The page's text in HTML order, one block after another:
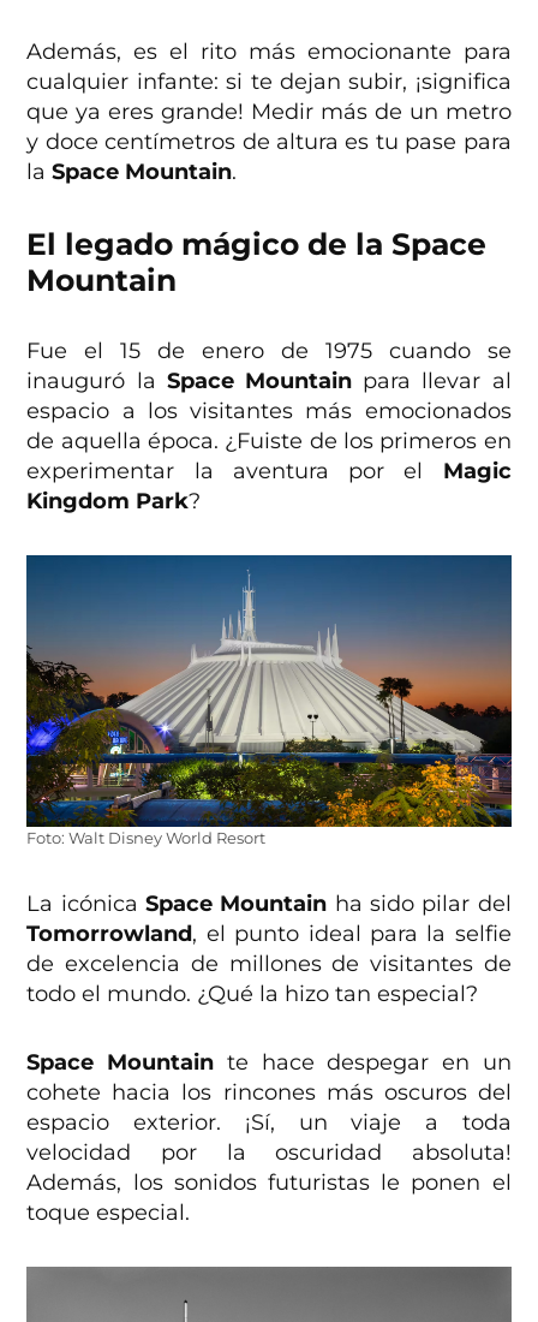
Además, es el rito más emocionante para
cualquier infante: si te dejan subir, ¡significa
que ya eres grande! Medir más de un metro
y doce centímetros de altura es tu pase para
laSpace Mountain.
El legado mágico de la Space
Mountain
Fue el 15 de enero de 1975 cuando se
inauguró la Space Mountain para llevar al
espacio a los visitantes más emocionados
de aquella época. ¿Fuiste de los primeros en
experimentar la aventura por el Magic
Kingdom Park?
Foto: Walt Disney World Resort
La icónicaSpace Mountain ha sido pilar del
Tomorrowland, el punto ideal para la selfie
de excelencia de millones de visitantes de
todo el mundo. ¿Qué la hizo tan especial?
Space Mountain te hace despegar en un
cohete hacia los rincones más oscuros del
espacio exterior. ¡Sí, un viaje a toda
velocidad por la oscuridad absoluta!
Además, los sonidos futuristas le ponen el
toque especial.